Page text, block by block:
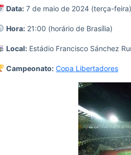
Data:7 de maio de 2024 (terça-feira)
Hora:21:00 (horário de Brasília)
Local:Estádio Francisco Sánchez
Campeonato: Copa Libertadores